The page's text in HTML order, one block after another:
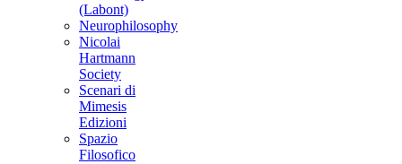
(Labont)
Neurophilosophy
Nicolai
Hartmann
Society
Scenari di
Mimesis
Edizioni
Spazio
Filosofico